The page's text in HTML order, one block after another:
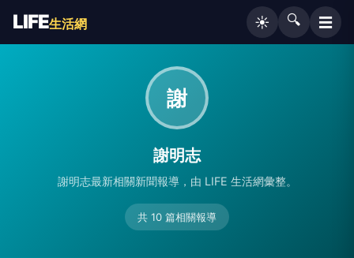
LIFE生活網 ☀️ 🔍 ☰
謝
謝明志
謝明志最新相關新聞報導，由 LIFE 生活網彙整。
共 10 篇相關報導